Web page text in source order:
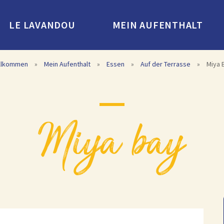
LE LAVANDOU MEIN AUFENTHALT
» Mein Aufenthalt » Essen » Auf der Terrasse » Miya
miya bay